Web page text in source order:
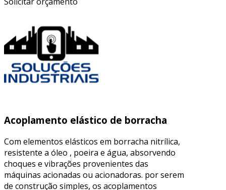
Acoplamento elástico de borracha
Com elementos elásticos em borracha nitrílica,
resistente a óleo , poeira e água, absorvendo
choques e vibrações provenientes das
máquinas acionadas ou acionadoras. por serem
de construção simples, os acoplamentos